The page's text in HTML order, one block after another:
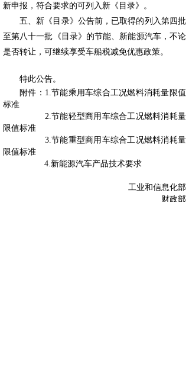
新申报，符合要求的可列入新《目录》。
五、新《目录》公告前，已取得的列入第四批
至第八十一批《目录》的节能、新能源汽车，不论
是否转让，可继续享受车船税减免优惠政策。
特此公告。
附件：1.节能乘用车综合工况燃料消耗量限值
标准
2.节能轻型商用车综合工况燃料消耗量
限值标准
3.节能重型商用车综合工况燃料消耗量
限值标准
4.新能源汽车产品技术要求
工业和信息化部
财政部